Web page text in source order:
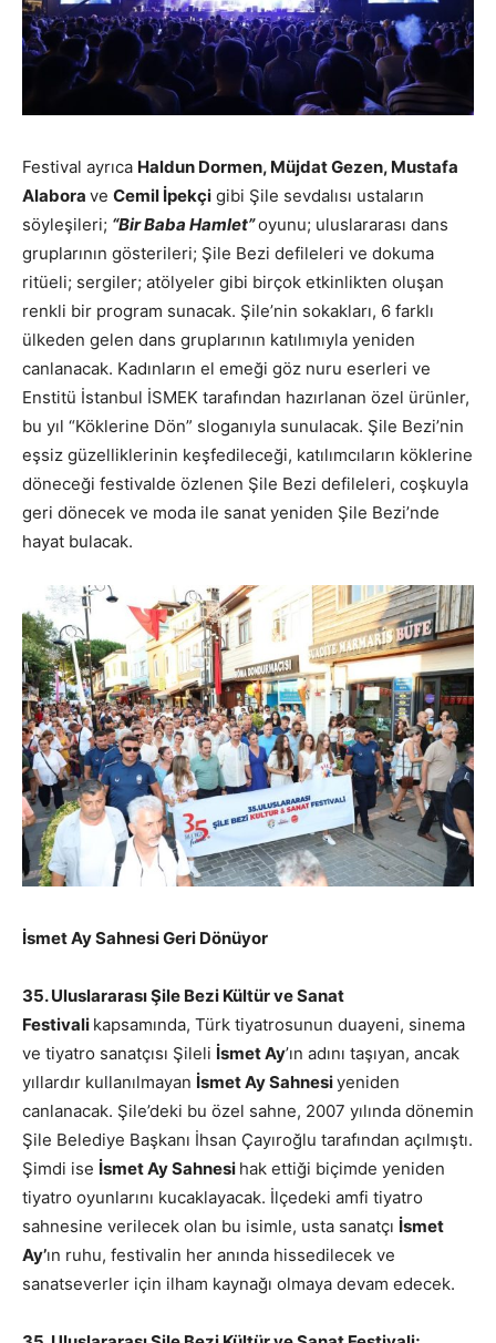
Festival ayrıca Haldun Dormen, Müjdat Gezen, Mustafa
Alabora ve Cemil İpekçi gibi Şile sevdalısı ustaların
söyleşileri; “Bir Baba Hamlet”oyunu; uluslararası dans
gruplarının gösterileri; Şile Bezi defileleri ve dokuma
ritüeli; sergiler; atölyeler gibi birçok etkinlikten oluşan
renkli bir program sunacak. Şile’nin sokakları, 6 farklı
ülkeden gelen dans gruplarının katılımıyla yeniden
canlanacak. Kadınların el emeği göz nuru eserleri ve
Enstitü İstanbul İSMEK tarafından hazırlanan özel ürünler,
bu yıl “Köklerine Dön” sloganıyla sunulacak. Şile Bezi’nin
eşsiz güzelliklerinin keşfedileceği, katılımcıların köklerine
döneceği festivalde özlenen Şile Bezi defileleri, coşkuyla
geri dönecek ve moda ile sanat yeniden Şile Bezi’nde
hayat bulacak.
İsmet Ay Sahnesi Geri Dönüyor
35. Uluslararası Şile Bezi Kültür ve Sanat
Festivali kapsamında, Türk tiyatrosunun duayeni, sinema
ve tiyatro sanatçısı Şileli İsmet Ay’ın adını taşıyan, ancak
yıllardır kullanılmayan İsmet Ay Sahnesiyeniden
canlanacak. Şile’deki bu özel sahne, 2007 yılında dönemin
Şile Belediye Başkanı İhsan Çayıroğlu tarafından açılmıştı.
Şimdi ise İsmet Ay Sahnesi hak ettiği biçimde yeniden
tiyatro oyunlarını kucaklayacak. İlçedeki amfi tiyatro
sahnesine verilecek olan bu isimle, usta sanatçı İsmet
Ay’ın ruhu, festivalin her anında hissedilecek ve
sanatseverler için ilham kaynağı olmaya devam edecek.